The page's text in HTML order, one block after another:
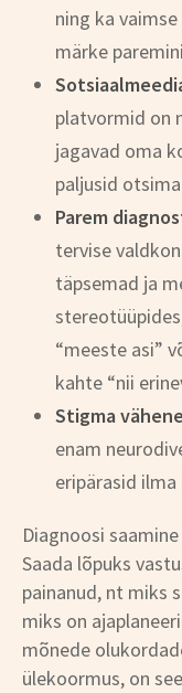
ning ka
märke
platvormid on
jagavad oma
paljusid
Parem
tervise
täpsemad ja
“meeste asi”
kahte “nii
Stigma
enam
eripärasid
Diagnoosi
Saada lõpuks
painanud, nt miks
miks on
mõnede
ülekoormus, on